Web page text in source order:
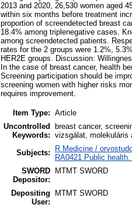
2013 and 2020, 26,530 women aged
within six months before treatment
proportion of screendetected breast
18.4% among triplenegative cases.
among screendetected patients.
rates for the 2 groups were 1.2%,
HER2E groups. Discussion:
In the case of breast cancer, health
Screening participation should be
screening women with higher risks
requires improvement.
Item Type: Article
Uncontrolled
Keywords:
breast cancer,
vizsgálat, molekuláris
Subjects:
R Medicine /
RA0421 Public
SWORD
Depositor:
MTMT SWORD
Depositing
User:
MTMT SWORD